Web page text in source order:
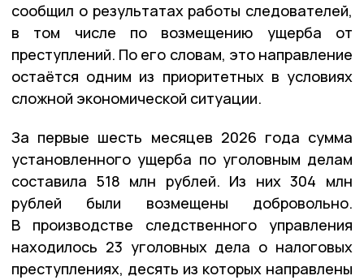
сообщил о результатах работы следователей,
в том числе по возмещению ущерба от
преступлений. По его словам, это направление
остаётся одним из приоритетных в условиях
сложной экономической ситуации.
За первые шесть месяцев 2026 года сумма
установленного ущерба по уголовным делам
составила 518 млн рублей. Из них 304 млн
рублей были возмещены добровольно.
В производстве следственного управления
находилось 23 уголовных дела о налоговых
преступлениях, десять из которых направлены